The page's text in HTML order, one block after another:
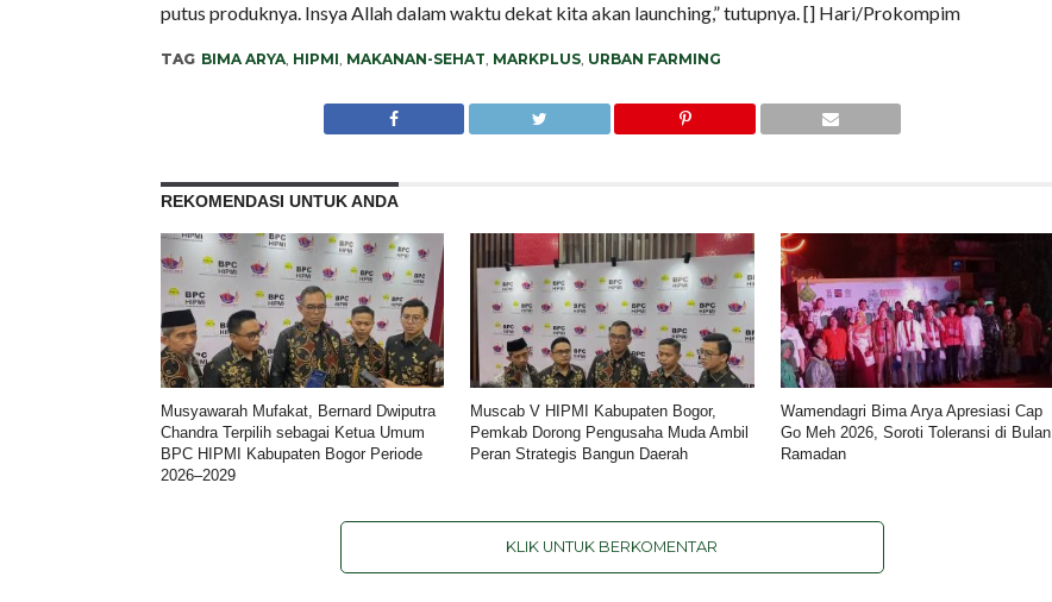
putus produknya. Insya Allah dalam waktu dekat kita akan launching,” tutupnya. [] Hari/Prokompim
TAG BIMA ARYA, HIPMI, MAKANAN-SEHAT, MARKPLUS, URBAN FARMING
REKOMENDASI UNTUK ANDA
Musyawarah Mufakat, Bernard Dwiputra
Chandra Terpilih sebagai Ketua Umum
BPC HIPMI Kabupaten Bogor Periode
2026–2029
Muscab V HIPMI Kabupaten Bogor,
Pemkab Dorong Pengusaha Muda Ambil
Peran Strategis Bangun Daerah
Wamendagri Bima Arya Apresiasi Cap
Go Meh 2026, Soroti Toleransi di Bulan
Ramadan
KLIK UNTUK BERKOMENTAR